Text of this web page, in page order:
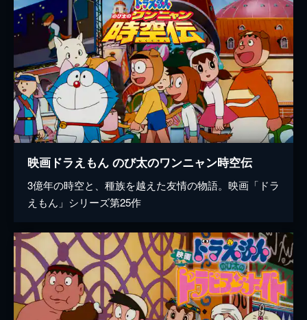
映画ドラえもん のび太のワンニャン時空伝
3億年の時空と、種族を越えた友情の物語。映画「ドラ
えもん」シリーズ第25作